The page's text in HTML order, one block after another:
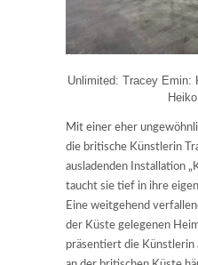
Unlimited: Tracey Emin:
Mit einer eher
die britische Künstlerin
ausladenden Installation
taucht sie tief in ihre
Eine weitgehend
der Küste gelegenen
präsentiert die Künstlerin